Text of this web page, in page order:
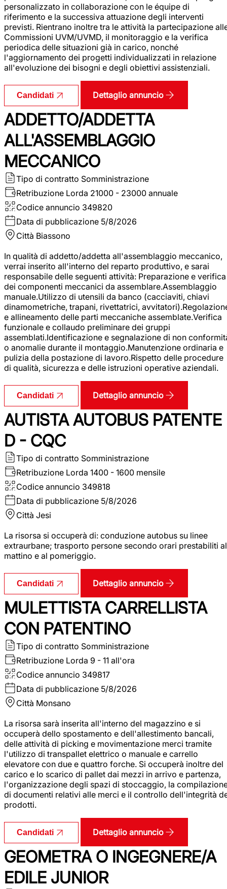
personalizzato in collaborazione con le équipe di
riferimento e la successiva attuazione degli interventi
previsti. Rientrano inoltre tra le attività la partecipazione
Commissioni UVM/UVMD, il monitoraggio e la verifica
periodica delle situazioni già in carico, nonché
l'aggiornamento dei progetti individualizzati in relazione
all'evoluzione dei bisogni e degli obiettivi assistenziali.
Candidati Dettaglio annuncio
ADDETTO/ADDETTA
ALL'ASSEMBLAGGIO
MECCANICO
Tipo di contratto Somministrazione
Retribuzione Lorda 21000 - 23000 annuale
Codice annuncio 349820
Data di pubblicazione 5/8/2026
Città Biassono
In qualità di addetto/addetta all'assemblaggio meccanico,
verrai inserito all'interno del reparto produttivo, e sarai
responsabile delle seguenti attività: Preparazione e verifica
dei componenti meccanici da assemblare.Assemblaggio
manuale.Utilizzo di utensili da banco (cacciaviti, chiavi
dinamometriche, trapani, rivettatrici,
e allineamento delle parti meccaniche assemblate.Verifica
funzionale e collaudo preliminare dei gruppi
assemblati.Identificazione e segnalazione di non
o anomalie durante il montaggio.Manutenzione ordinaria e
pulizia della postazione di lavoro.Rispetto delle procedure
di qualità, sicurezza e delle istruzioni operative aziendali.
Candidati Dettaglio annuncio
AUTISTA AUTOBUS PATENTE
D - CQC
Tipo di contratto Somministrazione
Retribuzione Lorda 1400 - 1600 mensile
Codice annuncio 349818
Data di pubblicazione 5/8/2026
Città Jesi
La risorsa si occuperà di: conduzione autobus su linee
extraurbane; trasporto persone secondo orari prestabiliti al
mattino e al pomeriggio.
Candidati Dettaglio annuncio
MULETTISTA CARRELLISTA
CON PATENTINO
Tipo di contratto Somministrazione
Retribuzione Lorda 9 - 11 all'ora
Codice annuncio 349817
Data di pubblicazione 5/8/2026
Città Monsano
La risorsa sarà inserita all'interno del magazzino e si
occuperà dello spostamento e dell'allestimento bancali,
delle attività di picking e movimentazione merci tramite
l'utilizzo di transpallet elettrico o manuale e carrello
elevatore con due e quattro forche. Si occuperà inoltre del
carico e lo scarico di pallet dai mezzi in arrivo e partenza,
l'organizzazione degli spazi di stoccaggio, la
di documenti relativi alle merci e il controllo dell'integrità
prodotti.
Candidati Dettaglio annuncio
GEOMETRA O INGEGNERE/A
EDILE JUNIOR